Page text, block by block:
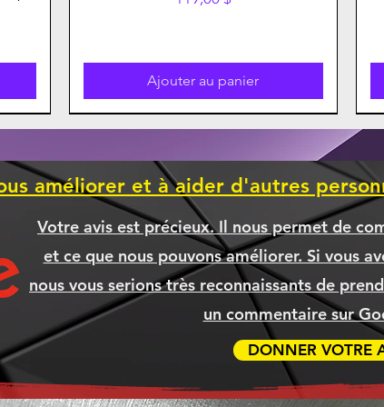
Ajouter au panier
améliorer et à aider d'autres
Votre avis est précieux. Il nous permet de
et ce que nous pouvons améliorer. Si vous
nous vous serions très reconnaissants de
un commentaire sur
DONNER VOTRE